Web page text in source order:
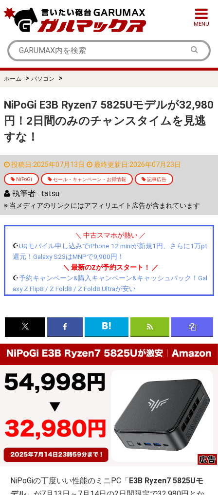
MENU
ホーム > パソコン >
NiPoGi E3B Ryzen7 5825Uモデルが32,980
円！2日間のみのチャンスタイムを見逃
すな！
投稿日:2025年07月13日 最終更新日:2026年07月23日
NiPoGi セール・キャンペーン・お得情報 記事広告
執筆者 : tatsu
※ 当メディアのリンクにはアフィリエイト広告が含まれています
＼ 中古スマホが熱い ／
☪️UQモバイル申し込みでiPhone 12 miniが新規1円、さらに1万pt
還元！Galaxy S23はMNPで9,900円！
＼ 最新のZが予約スタート！ ／
☪️予約キャンペーン&購入キャンペーン&キャッシュバック！Gal
axy Z Flip8 / Z Fold8 / Z Fold8 Ultraが安い
NiPoGiの丁度いい性能のミニPC「 E3B Ryzen7 5825Uモ